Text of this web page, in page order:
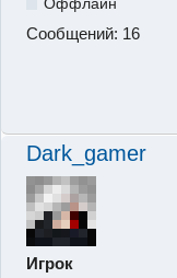
Оффлайн
Сообщений: 16
Dark_gamer
Игрок